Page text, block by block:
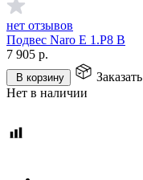
нет отзывов
Подвес Naro E 1.P8 B
7 905 р.
В корзину
Заказать
Нет в наличии